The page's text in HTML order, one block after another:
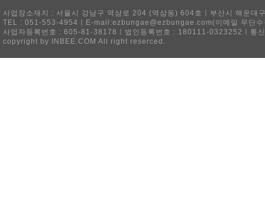
사업장소재지 : 서울시 강남구 역삼로 204 (역삼동) 604호ㅣ부산시 해운
TEL : 051-553-4954ㅣE-mail:ezbungae@ezbungae.com(이메일 무단수
사업자등록번호 : 605-81-38178ㅣ법인등록번호 : 180111-0323252ㅣ통
copyright by INBEE.COM All right reserced.